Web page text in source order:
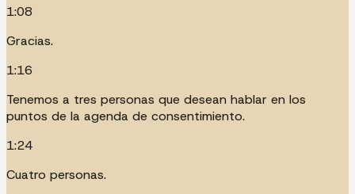
1:08
Gracias.
1:16
Tenemos a tres personas que desean hablar en los
puntos de la agenda de consentimiento.
1:24
Cuatro personas.